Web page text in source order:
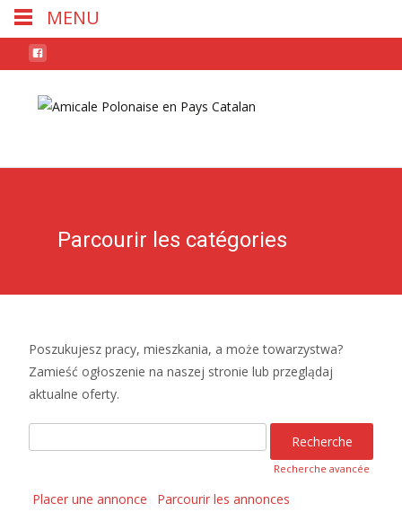
Parcourir les catégories
Poszukujesz pracy, mieszkania, a może towarzystwa?
Zamieść ogłoszenie na naszej stronie lub przeglądaj
aktualne oferty.
Recherche avancée
Placer une annonce
Parcourir les annonces
MENU